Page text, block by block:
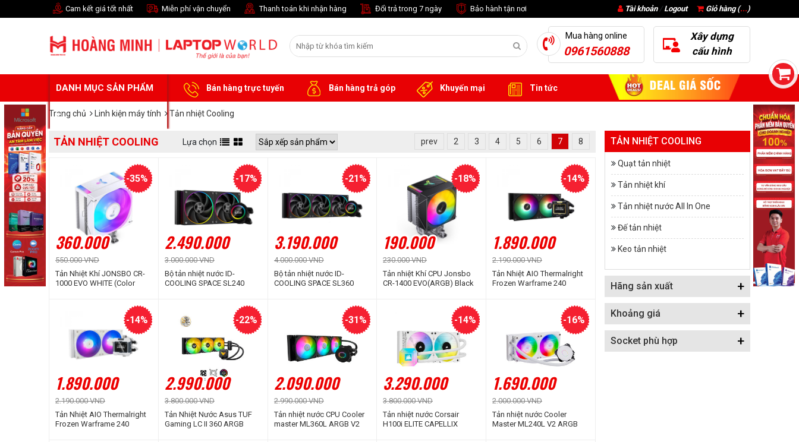
Cam kết giá tốt nhất Miễn phí vận chuyển Thanh toán khi nhận hàng Đổi trả trong 7 ngày Bảo hành tận nơi Giỏ hàng (...)
Tài khoản/ Logout
Mua hàng online
0961560888
Xây dựng
cấu hình
DANH MỤC SẢN PHẨM Bán hàng trực tuyến Bán hàng trả góp Khuyến mại Tin tức
Trang chủ Linh kiện máy tính Tản nhiệt Cooling
TẢN NHIỆT COOLING Lựa chọn prev 2 3 4 5 6 7 8
360.000
550.000 VND
-35%
Tản Nhiệt Khí JONSBO CR-
1000 EVO WHITE (Color
2.490.000
3.000.000 VND
-17%
Bộ tản nhiệt nước ID-
COOLING SPACE SL240
3.190.000
4.000.000 VND
-21%
Bộ tản nhiệt nước ID-
COOLING SPACE SL360
190.000
230.000 VND
-18%
Tản nhiệt Khí CPU Jonsbo
CR-1400 EVO(ARGB) Black
1.890.000
2.190.000 VND
-14%
Tản Nhiệt AIO Thermalright
Frozen Warframe 240
1.890.000
2.190.000 VND
-14%
Tản Nhiệt AIO Thermalright
Frozen Warframe 240
2.990.000
3.800.000 VND
-22%
Tản Nhiệt Nước Asus TUF
Gaming LC II 360 ARGB
2.090.000
2.990.000 VND
-31%
Tản nhiệt nước CPU Cooler
master ML360L ARGB V2
3.290.000
3.800.000 VND
-14%
Tản nhiệt nước Corsair
H100i ELITE CAPELLIX
1.690.000
2.000.000 VND
-16%
Tản nhiệt nước Cooler
Master ML240L V2 ARGB
TẢN NHIỆT COOLING
Quạt tản nhiệt
Tản nhiệt khí
Tản nhiệt nước All In One
Đế tản nhiệt
Keo tản nhiệt
Hãng sản xuất +
Khoảng giá +
Socket phù hợp +